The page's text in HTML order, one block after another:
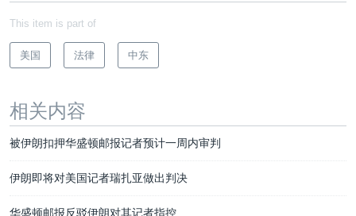
This item is part of
美国 法律 中东
相关内容
被伊朗扣押华盛顿邮报记者预计一周内审判
伊朗即将对美国记者瑞扎亚做出判决
华盛顿邮报反驳伊朗对其记者指控